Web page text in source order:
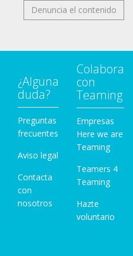
Denuncia el contenido
¿Alguna
duda?
Preguntas
frecuentes
Aviso legal
Contacta
con
nosotros
Colabora
con
Teaming
Empresas
Here we are
Teaming
Teamers 4
Teaming
Hazte
voluntario